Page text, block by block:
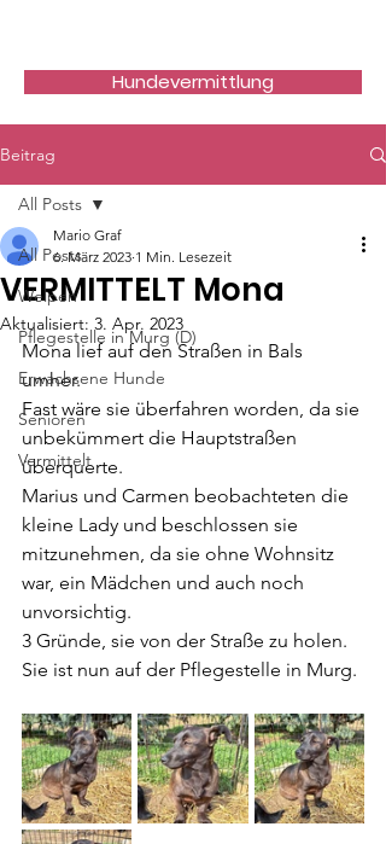
Hundevermittlung
Beitrag
All Posts
Welpen
Pflegestelle in Murg (D)
Erwachsene Hunde
Senioren
Vermittelt
All Posts
VERMITTELT Mona
Mario Graf
6. März 2023 1 Min. Lesezeit
Aktualisiert: 3. Apr. 2023
Mona lief auf den Straßen in Bals
umher.
Fast wäre sie überfahren worden, da sie
unbekümmert die Hauptstraßen
überquerte.
Marius und Carmen beobachteten die
kleine Lady und beschlossen sie
mitzunehmen, da sie ohne Wohnsitz
war, ein Mädchen und auch noch
unvorsichtig.
3 Gründe, sie von der Straße zu holen.
Sie ist nun auf der Pflegestelle in Murg.